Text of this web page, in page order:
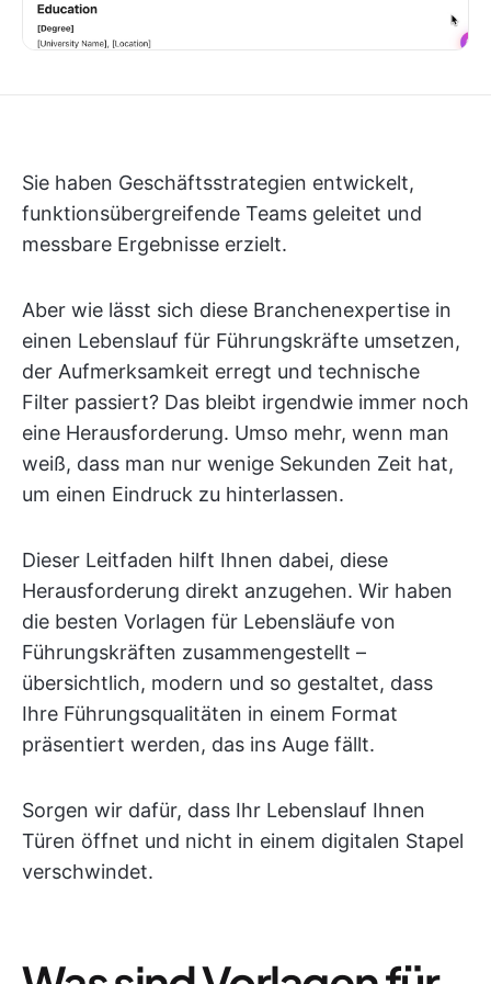
Sie haben Geschäftsstrategien entwickelt,
funktionsübergreifende Teams geleitet und
messbare Ergebnisse erzielt.
Aber wie lässt sich diese Branchenexpertise in
einen Lebenslauf für Führungskräfte umsetzen,
der Aufmerksamkeit erregt und technische
Filter passiert? Das bleibt irgendwie immer noch
eine Herausforderung. Umso mehr, wenn man
weiß, dass man nur wenige Sekunden Zeit hat,
um einen Eindruck zu hinterlassen.
Dieser Leitfaden hilft Ihnen dabei, diese
Herausforderung direkt anzugehen. Wir haben
die besten Vorlagen für Lebensläufe von
Führungskräften zusammengestellt –
übersichtlich, modern und so gestaltet, dass
Ihre Führungsqualitäten in einem Format
präsentiert werden, das ins Auge fällt.
Sorgen wir dafür, dass Ihr Lebenslauf Ihnen
Türen öffnet und nicht in einem digitalen Stapel
verschwindet.